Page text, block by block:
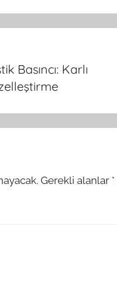
Basıncı: Karlı
Gerekli alanlar *